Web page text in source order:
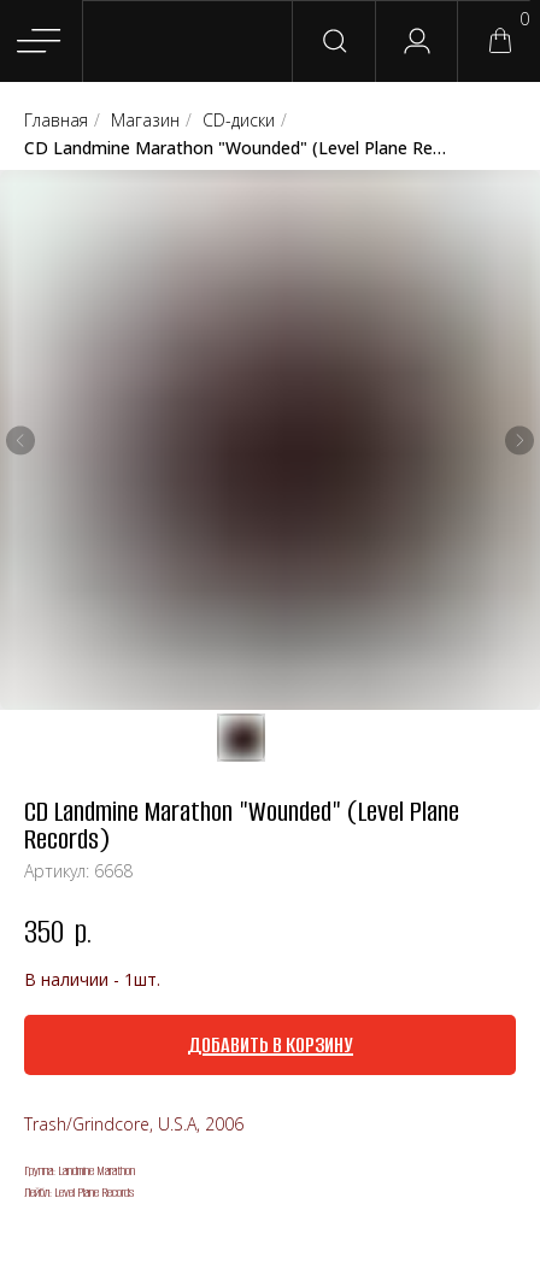
Главная Магазин Группы
Сотрудничество Для покупателей English
Главная / Магазин / CD-диски /
CD Landmine Marathon "Wounded" (Level Plane Records)
CD Landmine Marathon "Wounded" (Level Plane
Records)
Артикул: 6668
350 р.
В наличии - 1шт.
ДОБАВИТЬ В КОРЗИНУ
Trash/Grindcore, U.S.A, 2006
Группа: Landmine Marathon
Лейбл: Level Plane Records